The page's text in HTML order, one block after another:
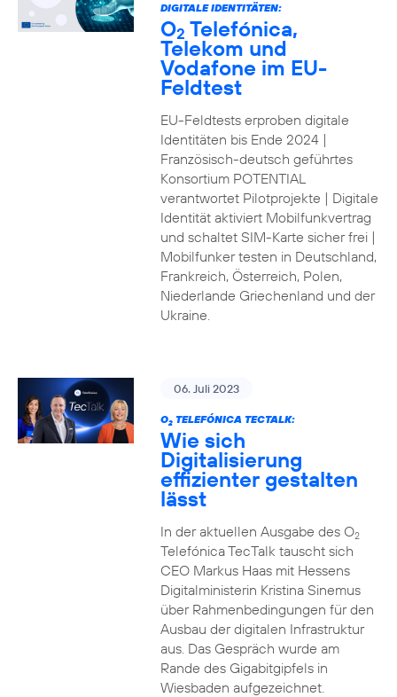
DIGITALE IDENTITÄTEN:
O2 Telefónica,
Telekom und
Vodafone im EU-
Feldtest
EU-Feldtests erproben digitale
Identitäten bis Ende 2024 |
Französisch-deutsch geführtes
Konsortium POTENTIAL
verantwortet Pilotprojekte | Digitale
Identität aktiviert Mobilfunkvertrag
und schaltet SIM-Karte sicher frei |
Mobilfunker testen in Deutschland,
Frankreich, Österreich, Polen,
Niederlande Griechenland und der
Ukraine.
06. Juli 2023
O2TELEFÓNICA TECTALK:
Wie sich
Digitalisierung
effizienter gestalten
lässt
In der aktuellen Ausgabe des O2
Telefónica TecTalk tauscht sich
CEO Markus Haas mit Hessens
Digitalministerin Kristina Sinemus
über Rahmenbedingungen für den
Ausbau der digitalen Infrastruktur
aus. Das Gespräch wurde am
Rande des Gigabitgipfels in
Wiesbaden aufgezeichnet.